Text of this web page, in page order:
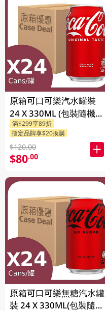
原箱可口可樂汽水罐裝
24 X 330ML (包裝隨機發
送)
滿$299享89折
指定品牌享$20換購
$120.00
$80.00
原箱可口可樂無糖汽水罐
裝 24 X 330ML(包裝隨機